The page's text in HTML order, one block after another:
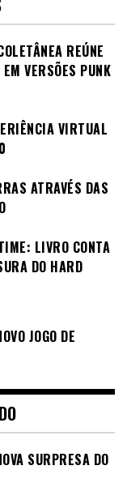
REÚNE
VERSÕES PUNK
VIRTUAL
ATRAVÉS DAS
LIVRO CONTA
DO HARD
JOGO DE
SURPRESA DO